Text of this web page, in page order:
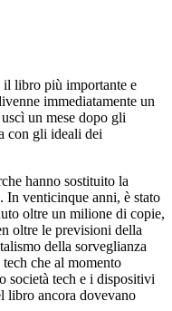
il libro più importante e
immediatamente un
un mese dopo gli
con gli ideali dei
hanno sostituito la
In venticinque anni, è stato
oltre un milione di copie,
oltre le previsioni della
della sorveglianza
che al momento
società tech e i dispositivi
libro ancora dovevano